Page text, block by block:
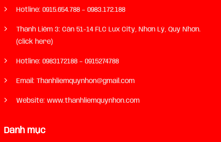
Hotline: 0915.654.788 – 0983.172.188
Thanh Liêm 3: Căn 51-14 FLC Lux City, Nhơn Lý, Quy Nhơn.
(click here)
Hotline: 0983172188 – 0915274788
Email: Thanhliemquynhon@gmail.com
Website: www.thanhliemquynhon.com
Danh mục